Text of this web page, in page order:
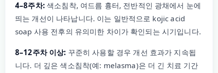
4–8주차:색소침착, 여드름 흉터, 전반적인 광채에서 눈에
띄는 개선이 나타납니다. 이는 일반적으로 kojic acid
soap 사용 전후의 유의미한 차이가 확인되는 시기입니다.
8–12주차 이상: 꾸준히 사용할 경우 개선 효과가 지속됩
니다. 더 깊은 색소침착(예: melasma)은 더 긴 치료 기간